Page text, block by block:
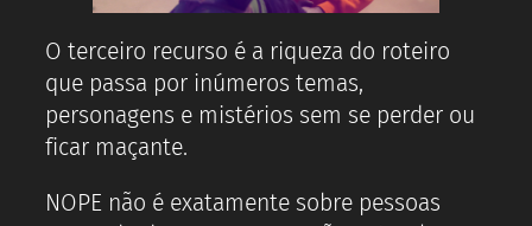
O terceiro recurso é a riqueza do roteiro
que passa por inúmeros temas,
personagens e mistérios sem se perder ou
ficar maçante.
NOPE não é exatamente sobre pessoas